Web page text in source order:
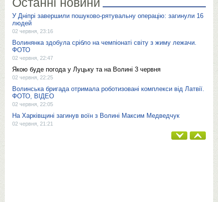
У Дніпрі завершили пошуково-рятувальну операцію: загинули 16
людей
02 червня, 23:16
Волинянка здобула срібло на чемпіонаті світу з жиму лежачи.
ФОТО
02 червня, 22:47
Якою буде погода у Луцьку та на Волині 3 червня
02 червня, 22:25
Волинська бригада отримала роботизовані комплекси від Латвії.
ФОТО, ВІДЕО
02 червня, 22:05
На Харківщині загинув воїн з Волині Максим Медведчук
02 червня, 21:21